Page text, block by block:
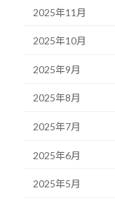
2025年11月
2025年10月
2025年9月
2025年8月
2025年7月
2025年6月
2025年5月